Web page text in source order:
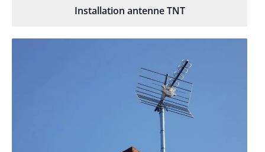
Installation antenne TNT